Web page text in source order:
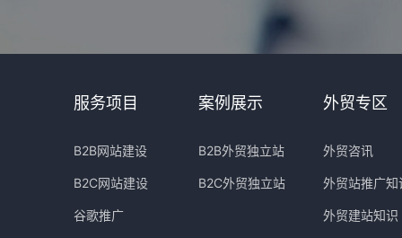
服务项目
B2B网站建设
B2C网站建设
谷歌推广
案例展示
B2B外贸独立站
B2C外贸独立站
外贸专区
外贸咨讯
外贸站推广知
外贸建站知识